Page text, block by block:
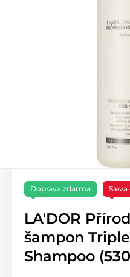
Doprava zdarma Sleva
LA'DOR
šampon
Shampoo